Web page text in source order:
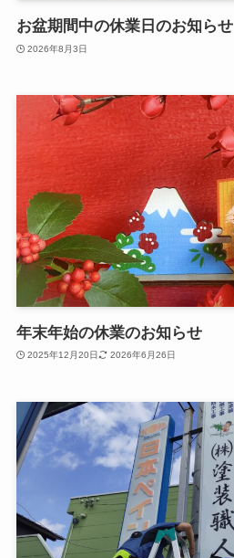
お盆期間中の休業日のお知らせ
2026年8月3日
年末年始の休業のお知らせ
2025年12月20日 2026年6月26日